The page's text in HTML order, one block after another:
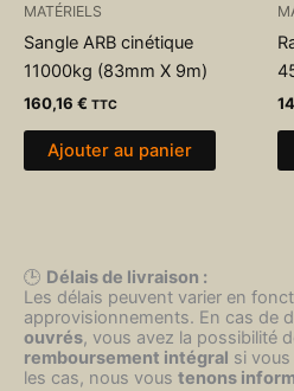
MATÉRIELS
Sangle ARB cinétique
11000kg (83mm X 9m)
160,16 € TTC
Ajouter au panier
🕒 Délais de livraison :
Les délais peuvent varier en
approvisionnements. En cas de
ouvrés, vous avez la possibilité
remboursement intégral si vous
les cas, nous vous tenons